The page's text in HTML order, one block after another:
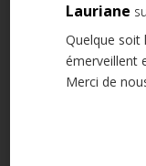
Lauriane
Quelque soit
émerveillent
Merci de